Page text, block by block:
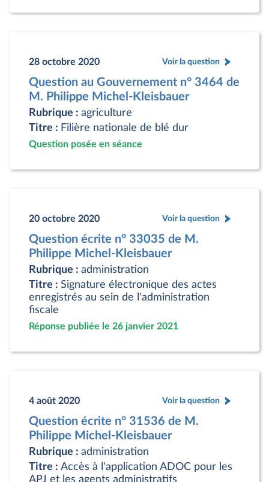
28 octobre 2020 Voir la question
Question au Gouvernement n° 3464 de
M. Philippe Michel-Kleisbauer
Rubrique : agriculture
Titre : Filière nationale de blé dur
Question posée en séance
20 octobre 2020 Voir la question
Question écrite n° 33035 de M.
Philippe Michel-Kleisbauer
Rubrique : administration
Titre : Signature électronique des actes
enregistrés au sein de l'administration
fiscale
Réponse publiée le 26 janvier 2021
4 août 2020 Voir la question
Question écrite n° 31536 de M.
Philippe Michel-Kleisbauer
Rubrique : administration
Titre : Accès à l'application ADOC pour les
APJ et les agents administratifs